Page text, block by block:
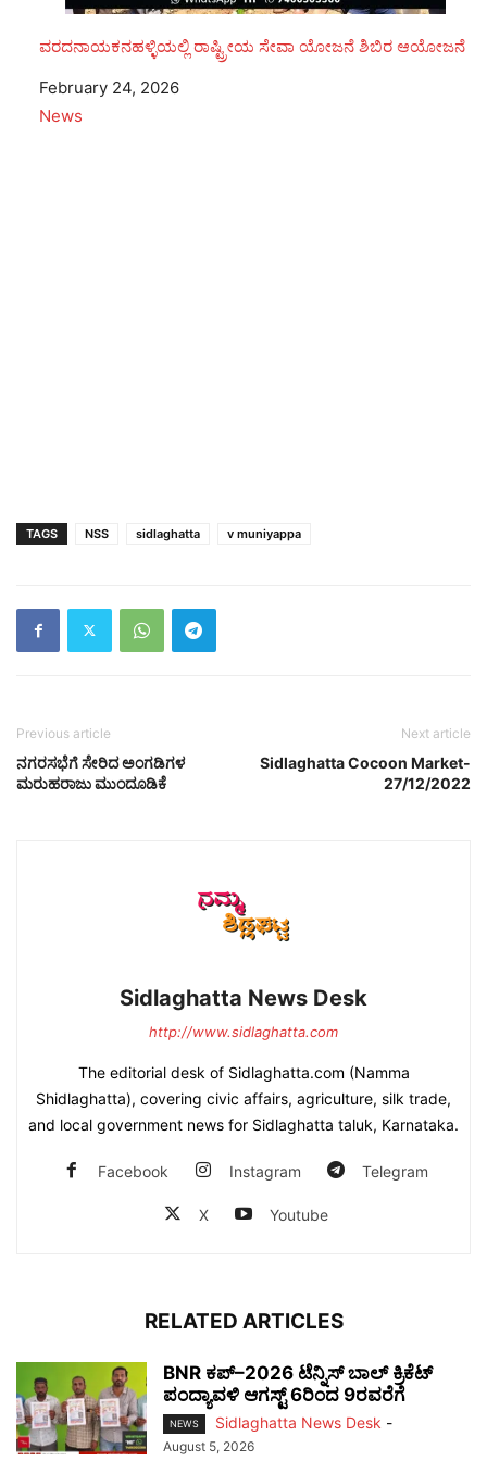
ವರದನಾಯಕನಹಳ್ಳಿಯಲ್ಲಿ ರಾಷ್ಟ್ರೀಯ ಸೇವಾ ಯೋಜನೆ ಶಿಬಿರ ಆಯೋಜನೆ
Date
February 24, 2026
In relation to
News
TAGS NSS sidlaghatta v muniyappa
Previous article
ನಗರಸಭೆಗೆ ಸೇರಿದ ಅಂಗಡಿಗಳ
ಮರುಹರಾಜು ಮುಂದೂಡಿಕೆ
Next article
Sidlaghatta Cocoon Market-
27/12/2022
Sidlaghatta News Desk
http://www.sidlaghatta.com
The editorial desk of Sidlaghatta.com (Namma
Shidlaghatta), covering civic affairs, agriculture, silk trade,
and local government news for Sidlaghatta taluk, Karnataka.
Facebook Instagram Telegram
X Youtube
RELATED ARTICLES
BNR ಕಪ್–2026 ಟೆನ್ನಿಸ್ ಬಾಲ್ ಕ್ರಿಕೆಟ್
ಪಂದ್ಯಾವಳಿ ಆಗಸ್ಟ್ 6ರಿಂದ 9ರವರೆಗೆ
NEWS Sidlaghatta News Desk -
August 5, 2026